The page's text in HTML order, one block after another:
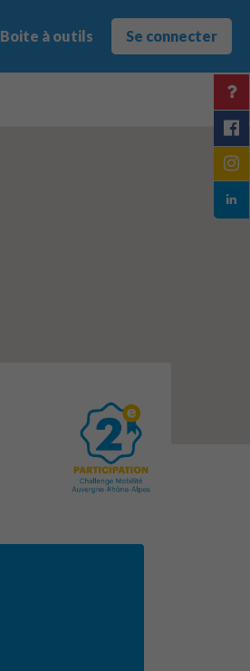
Boite à outils Se connecter